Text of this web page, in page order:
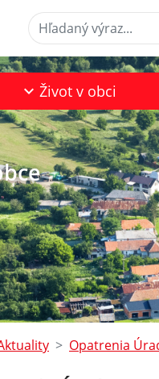
Hľadaný výraz...
Život v obci
Opatrenia